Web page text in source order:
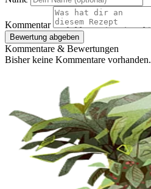
Kommentar
Bewertung abgeben
Kommentare & Bewertungen
Bisher keine Kommentare vorhanden.